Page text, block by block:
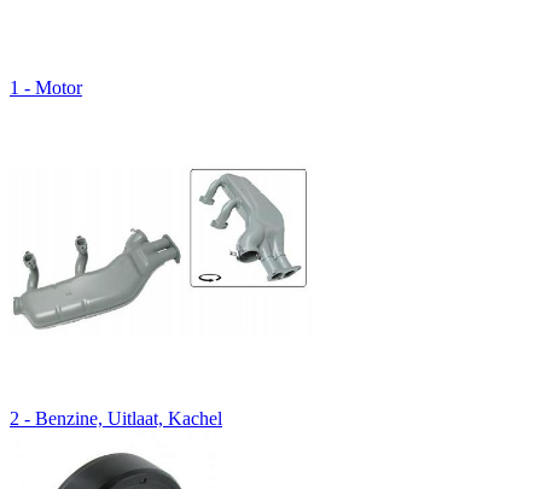
1 - Motor
2 - Benzine, Uitlaat, Kachel